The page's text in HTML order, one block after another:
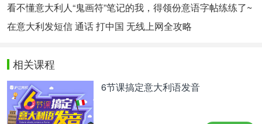
emblematici è senza dubbiola statua equestre di
Marco Aurelio, originariamente situata in Piazza
proteggerla dagli agenti atmosferici.
该博物馆的收藏品包括古罗马雕塑到文艺复兴和巴洛
克时期的杰作，带领大家穿越不同的历史阶段和艺术
看不懂意大利人“鬼画符”笔记的我，得领份意语字帖练练了~
在意大利发短信 通话 打中国 无线上网全攻略
相关课程
6节课搞定意大利语发音